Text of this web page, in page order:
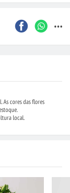
...
cores das flores
local.